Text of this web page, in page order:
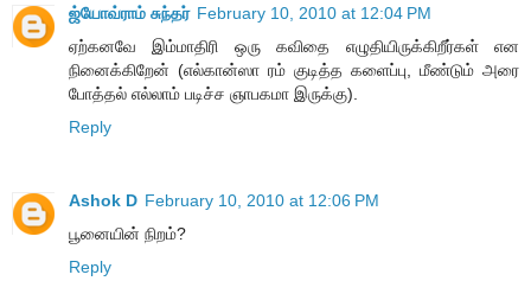
ஜ்யோவ்ராம் சுந்தர் February 10, 2010 at 12:04 PM
ஏற்கனவே இம்மாதிரி ஒரு கவிதை எழுதியிருக்கிறீர்கள் என
நினைக்கிறேன் (எல்கான்ஸா ரம் குடித்த களைப்பு, மீண்டும் அரை
போத்தல் எல்லாம் படிச்ச ஞாபகமா இருக்கு).
Reply
Ashok D February 10, 2010 at 12:06 PM
பூனையின் நிறம்?
Reply